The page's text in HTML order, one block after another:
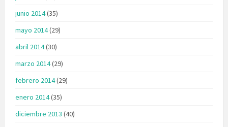
junio 2014(35)
mayo 2014(29)
abril 2014(30)
marzo 2014(29)
febrero 2014(29)
enero 2014(35)
diciembre 2013 (40)